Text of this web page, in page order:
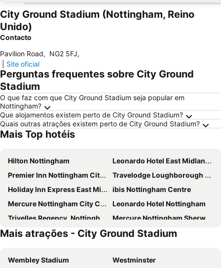
City Ground Stadium (Nottingham, Reino
Unido)
Contacto
Pavilion Road, NG2 5FJ,
Site oficial
Perguntas frequentes sobre City Ground
Stadium
O que faz com que City Ground Stadium seja popular em
Nottingham?
Que alojamentos existem perto de City Ground Stadium?
Quais outras atrações existem perto de City Ground Stadium?
Mais Top hotéis
Hilton Nottingham
Leonardo Hotel East Midlands Airport
Premier Inn Nottingham City (Chapel Bar)
Travelodge Loughborough Central
Holiday Inn Express East Midlands Airport by IHG
ibis Nottingham Centre
Mercure Nottingham City Centre Hotel
Leonardo Hotel Nottingham
Trivelles Regency, Nottingham
Mercure Nottingham Sherwood Hotel
Travelodge Nottingham Central
Premier Inn Nottingham City Centre (Goldsmith Street) hotel
Lace Market Hotel
Park Plaza Nottingham
Mais atrações - City Ground Stadium
Wembley Stadium
Westminster